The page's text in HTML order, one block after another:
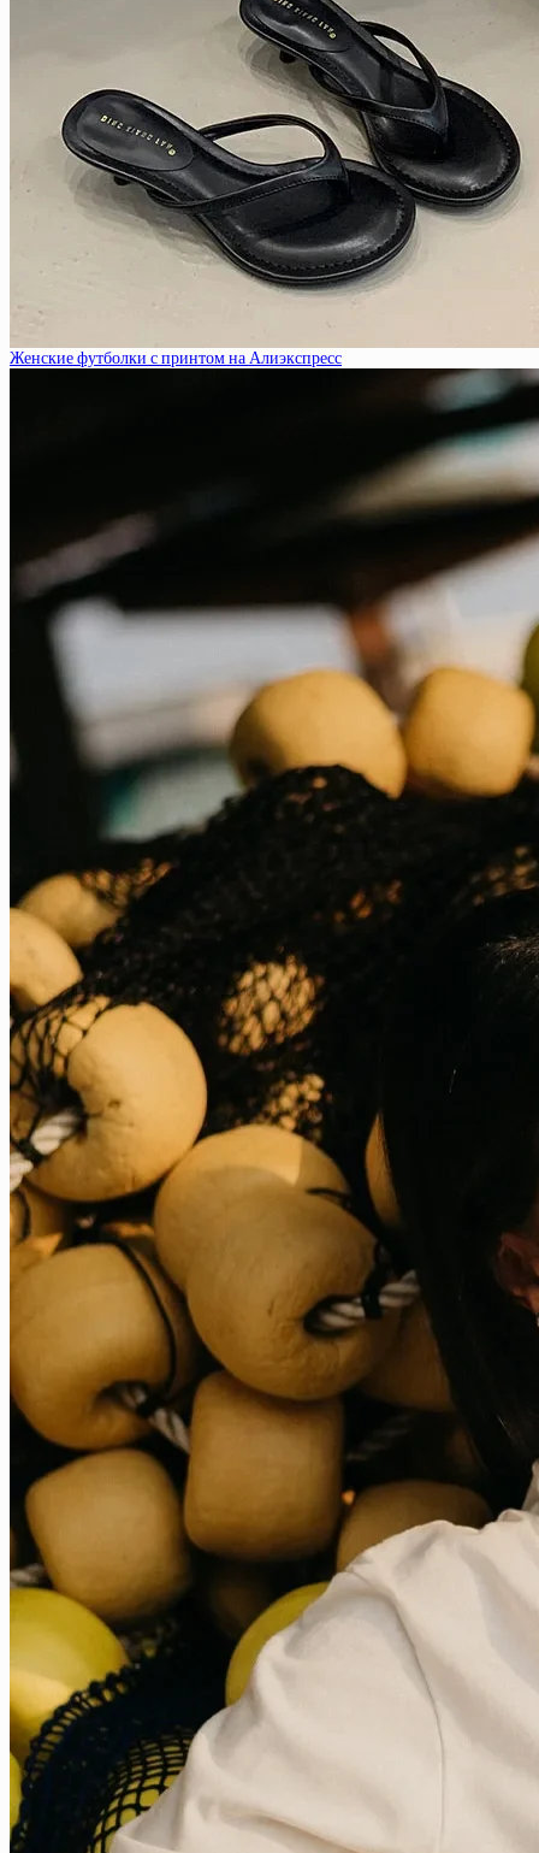
Женские футболки с принтом на Алиэкспресс